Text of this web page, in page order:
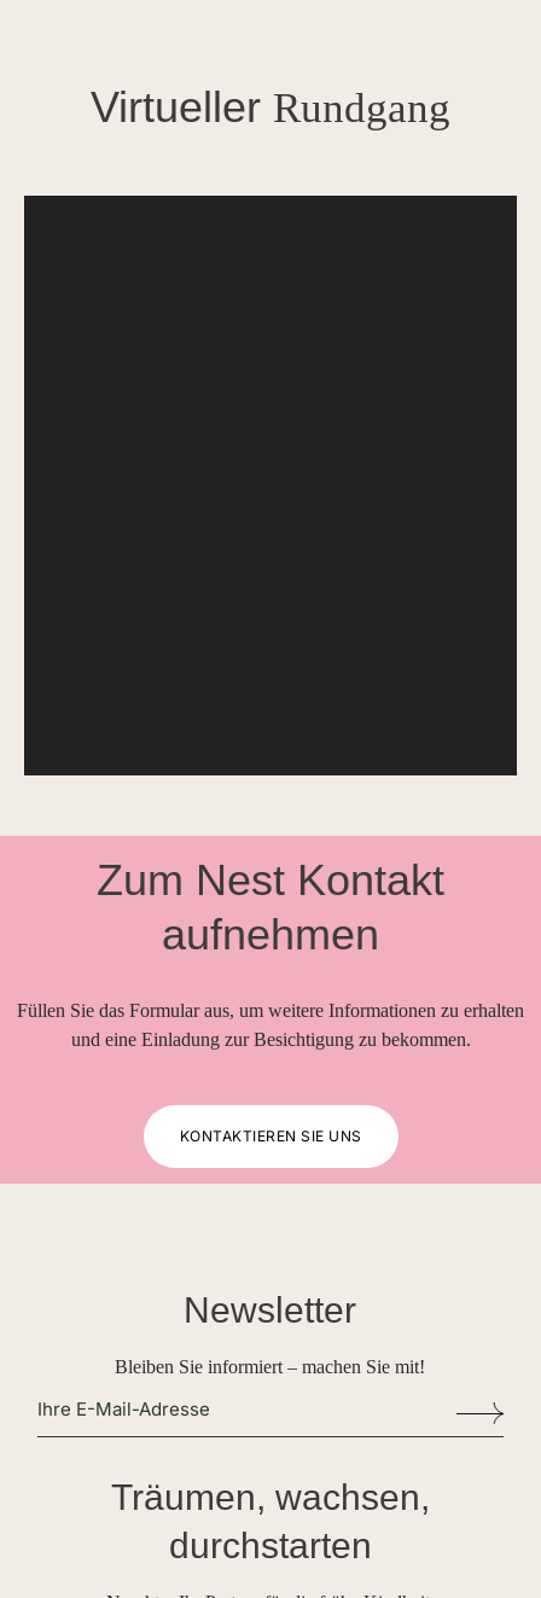
Virtueller Rundgang
Zum Nest Kontakt
aufnehmen
Füllen Sie das Formular aus, um weitere Informationen zu erhalten
und eine Einladung zur Besichtigung zu bekommen.
KONTAKTIEREN SIE UNS
Newsletter
Bleiben Sie informiert – machen Sie mit!
Träumen, wachsen,
durchstarten